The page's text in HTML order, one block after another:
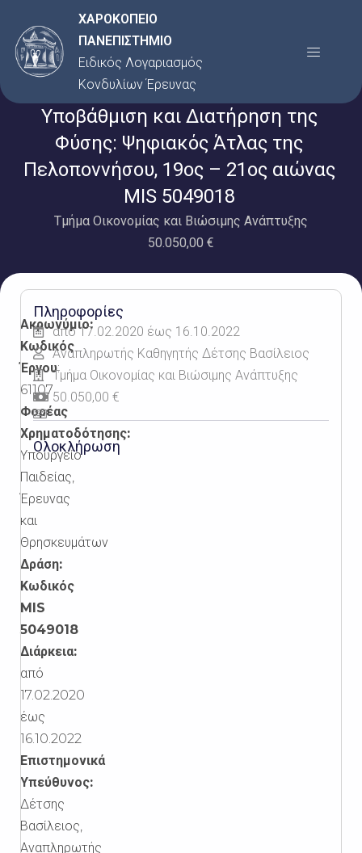
στο
περιεχόμενο
ΧΑΡΟΚΟΠΕΙΟ
ΠΑΝΕΠΙΣΤΗΜΙΟ
Ειδικός Λογαριασμός
Κονδυλίων Έρευνας
Menu
Υποβάθμιση και Διατήρηση της
Φύσης: Ψηφιακός Άτλας της
Πελοποννήσου, 19ος – 21ος αιώνας
MIS 5049018
Τμήμα Οικονομίας και Βιώσιμης Ανάπτυξης
50.050,00 €
Ακρωνύμιο:
Κωδικός
Έργου:
61107
Φορέας
Χρηματοδότησης:
Υπουργείο
Παιδείας,
Έρευνας
και
Θρησκευμάτων
Δράση:
Κωδικός
MIS
5049018
Διάρκεια:
από
17.02.2020
έως
16.10.2022
Επιστημονικά
Υπεύθυνος:
Δέτσης
Βασίλειος,
Αναπληρωτής
Πληροφορίες
από 17.02.2020 έως 16.10.2022
Αναπληρωτής Καθηγητής Δέτσης Βασίλειος
Τμήμα Οικονομίας και Βιώσιμης Ανάπτυξης
50.050,00 €
Ολοκλήρωση